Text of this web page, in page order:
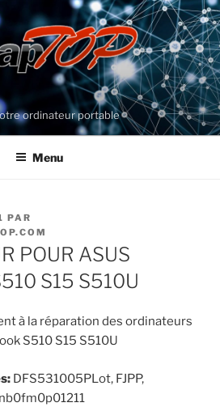
ordinateur portable
Menu
PAR
POUR ASUS
S15 S510U
à la réparation des ordinateurs
S510 S15 S510U
DFS531005PLot, FJPP,